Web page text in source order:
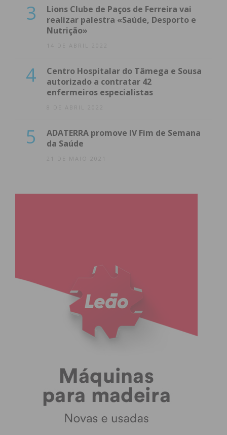
3
Lions Clube de Paços de Ferreira vai
realizar palestra «Saúde, Desporto e
Nutrição»
14 DE ABRIL 2022
4
Centro Hospitalar do Tâmega e Sousa
autorizado a contratar 42
enfermeiros especialistas
8 DE ABRIL 2022
5
ADATERRA promove IV Fim de Semana
da Saúde
21 DE MAIO 2021